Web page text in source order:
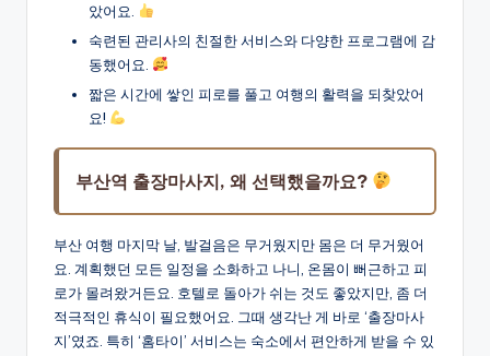
았어요.
숙련된 관리사의 친절한 서비스와 다양한 프로그램에 감
동했어요.
짧은 시간에 쌓인 피로를 풀고 여행의 활력을 되찾았어
요!
부산역 출장마사지, 왜 선택했을까요?
부산 여행 마지막 날, 발걸음은 무거웠지만 몸은 더 무거웠어
요. 계획했던 모든 일정을 소화하고 나니, 온몸이 뻐근하고 피
로가 몰려왔거든요. 호텔로 돌아가 쉬는 것도 좋았지만, 좀 더
적극적인 휴식이 필요했어요. 그때 생각난 게 바로 ‘출장마사
지’였죠. 특히 ‘홈타이’ 서비스는 숙소에서 편안하게 받을 수 있